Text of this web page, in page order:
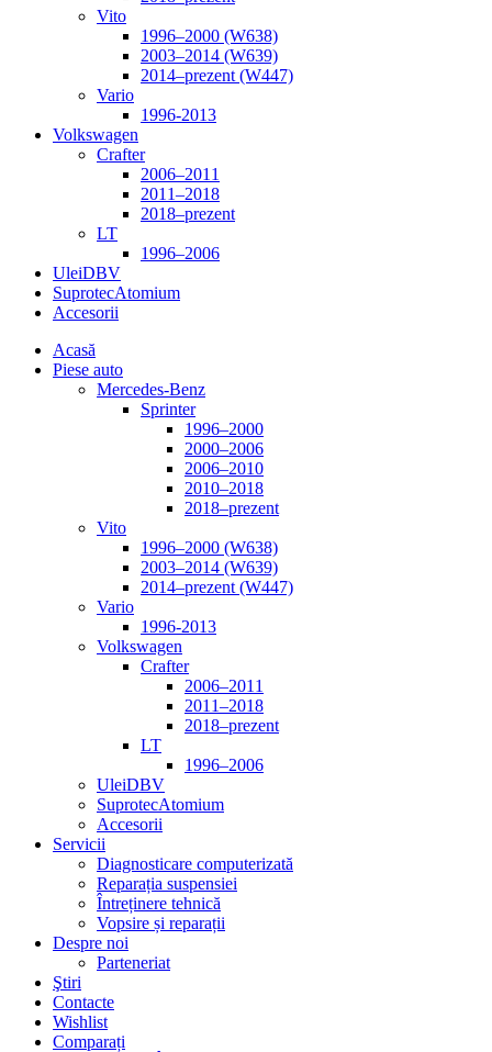
Vito
1996–2000 (W638)
2003–2014 (W639)
2014–prezent (W447)
Vario
1996-2013
Volkswagen
Crafter
2006–2011
2011–2018
2018–prezent
LT
1996–2006
UleiDBV
SuprotecAtomium
Accesorii
Acasă
Piese auto
Mercedes-Benz
Sprinter
1996–2000
2000–2006
2006–2010
2010–2018
2018–prezent
Vito
1996–2000 (W638)
2003–2014 (W639)
2014–prezent (W447)
Vario
1996-2013
Volkswagen
Crafter
2006–2011
2011–2018
2018–prezent
LT
1996–2006
UleiDBV
SuprotecAtomium
Accesorii
Servicii
Diagnosticare computerizată
Reparația suspensiei
Întreținere tehnică
Vopsire și reparații
Despre noi
Parteneriat
Ştiri
Contacte
Wishlist
Comparați